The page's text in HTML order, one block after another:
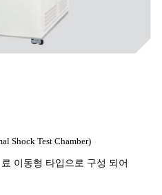
Shock Test Chamber)
이동형 타입으로 구성 되어